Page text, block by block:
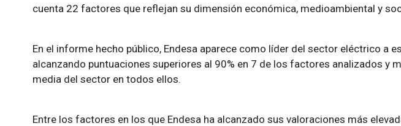
cuenta 22 factores que reflejan su dimensión económica, medioambiental y
En el informe hecho público, Endesa aparece como líder del sector eléctrico a
alcanzando puntuaciones superiores al 90% en 7 de los factores analizados y
media del sector en todos ellos.
Entre los factores en los que Endesa ha alcanzado sus valoraciones más